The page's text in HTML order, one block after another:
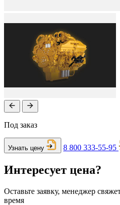
Под заказ
Узнать цену 8 800 333-55-95
Интересует цена?
Оставьте заявку, менеджер
время